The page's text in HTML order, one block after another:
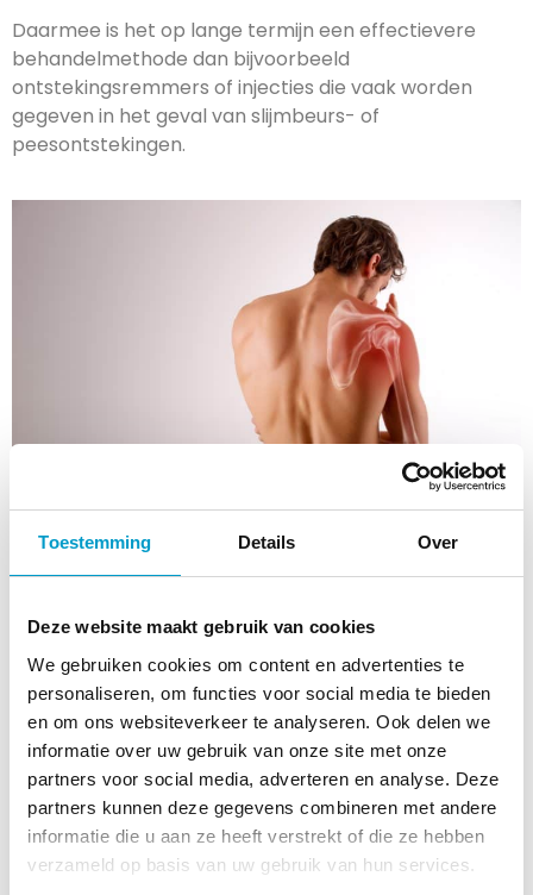
Toestemming Details Over
Deze website maakt gebruik van cookies
We gebruiken cookies om content en advertenties te
personaliseren, om functies voor social media te bieden
en om ons websiteverkeer te analyseren. Ook delen we
informatie over uw gebruik van onze site met onze
partners voor social media, adverteren en analyse. Deze
partners kunnen deze gegevens combineren met andere
informatie die u aan ze heeft verstrekt of die ze hebben
verzameld op basis van uw gebruik van hun services.
Daarmee is het op lange termijn een effectievere
behandelmethode dan bijvoorbeeld
ontstekingsremmers of injecties die vaak worden
gegeven in het geval van slijmbeurs- of
peesontstekingen.
oorzaak van jouw
klachten
Tijdens de eerste afspraak zal de chiropractor je
klachten in kaart brengen en nagaan wat de oorzaak
van deze klachten is. Met deze informatie kan de
chiropractor een zorgplan opstellen dat zich richt op
het wegnemen van de oorzaak van de klachten, zodat